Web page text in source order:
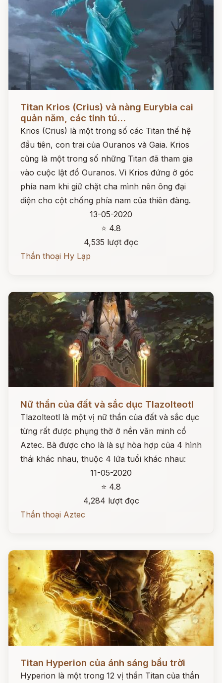
Titan Krios (Crius) và nàng Eurybia cai
quản năm, các tinh tú...
Krios (Crius) là một trong số các Titan thế hệ
đầu tiên, con trai của Ouranos và Gaia. Krios
cũng là một trong số những Titan đã tham gia
vào cuộc lật đổ Ouranos. Vì Krios đứng ở góc
phía nam khi giữ chặt cha mình nên ông đại
diện cho cột chống phía nam của thiên đàng.
13-05-2020
⭐ 4.8
4,535 lượt đọc
Thần thoại Hy Lạp
Nữ thần của đất và sắc dục Tlazolteotl
Tlazolteotl là một vị nữ thần của đất và sắc dục
từng rất được phụng thờ ở nền văn minh cổ
Aztec. Bà được cho là là sự hòa hợp của 4 hình
thái khác nhau, thuộc 4 lứa tuổi khác nhau:
11-05-2020
⭐ 4.8
4,284 lượt đọc
Thần thoại Aztec
Titan Hyperion của ánh sáng bầu trời
Hyperion là một trong 12 vị thần Titan của thần